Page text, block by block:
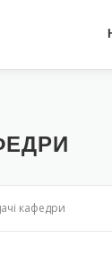
кафедри